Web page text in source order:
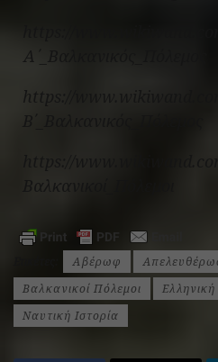
Α΄_Βαλκανικός_Πόλεμος
https://
Αβέρωφ
Βαλκανικοί Πόλεμοι
Ελληνική
Ναυτική Ιστορία